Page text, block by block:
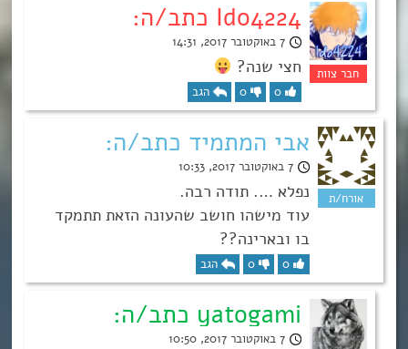
Ido4224 כתב/ה:
7 באוקטובר 2017, 14:31
חצי שנה?
0
0 הגב
אבי המתמיד כתב/ה:
7 באוקטובר 2017, 10:33
נפלא …. תודה רבה.
עוד מישהו חושב שהעונה הזאת תתמקד
בו ובארינה??
0
0 הגב
yatogami כתב/ה:
7 באוקטובר 2017, 10:50